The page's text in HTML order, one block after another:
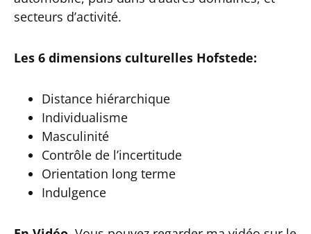
secteurs d’activité.
Les 6 dimensions culturelles Hofstede:
Distance hiérarchique
Individualisme
Masculinité
Contrôle de l’incertitude
Orientation long terme
Indulgence